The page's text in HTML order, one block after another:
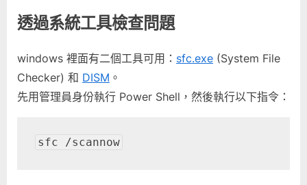
透過系統工具檢查問題
windows 裡面有二個工具可用： sfc.exe (System File
Checker) 和 DISM 。
先用管理員身份執行 Power Shell，然後執行以下指令：
sfc /scannow